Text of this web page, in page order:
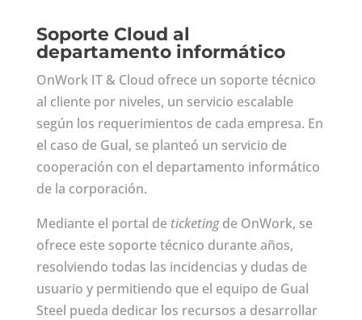
Soporte Cloud al
departamento informático
OnWork IT & Cloud ofrece un soporte técnico
al cliente por niveles, un servicio escalable
según los requerimientos de cada empresa. En
el caso de Gual, se planteó un servicio de
cooperación con el departamento informático
de la corporación.
Mediante el portal de ticketingde OnWork, se
ofrece este soporte técnico durante años,
resolviendo todas las incidencias y dudas de
usuario y permitiendo que el equipo de Gual
Steel pueda dedicar los recursos a desarrollar